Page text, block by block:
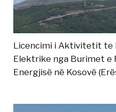
Licencimi i Aktivitetit te
Elektrike nga Burimet
Energjisë në Kosovë